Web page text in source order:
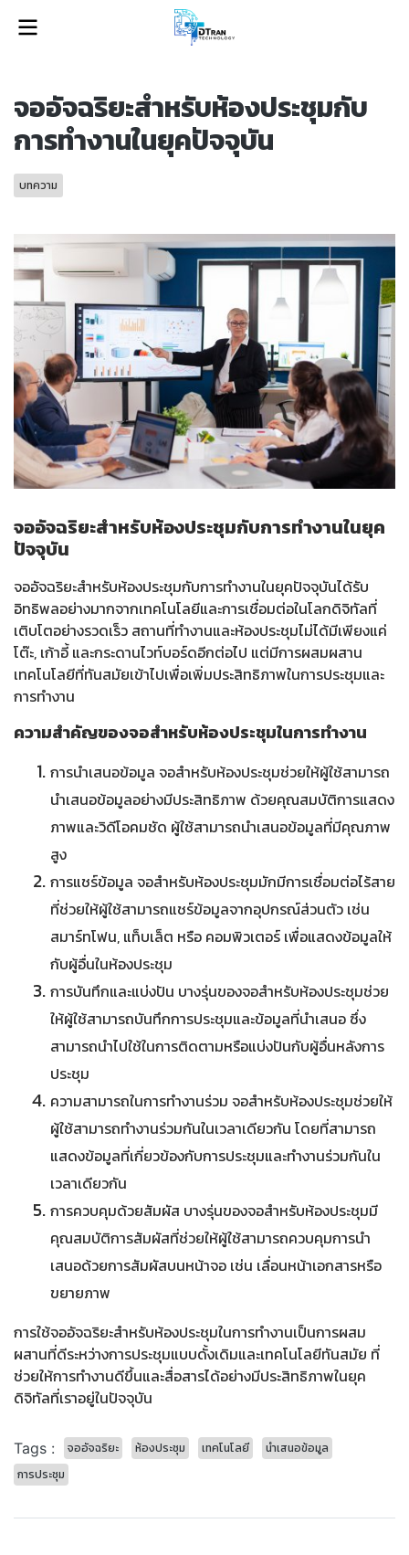
จออัจฉริยะสำหรับห้องประชุมกับ
การทำงานในยุคปัจจุบัน
บทความ
จออัจฉริยะสำหรับห้องประชุมกับการทำงานในยุค
ปัจจุบัน
จออัจฉริยะสำหรับห้องประชุมกับการทำงานในยุคปัจจุบันได้รับ
อิทธิพลอย่างมากจากเทคโนโลยีและการเชื่อมต่อในโลกดิจิทัลที่
เติบโตอย่างรวดเร็ว สถานที่ทำงานและห้องประชุมไม่ได้มีเพียงแค่
โต๊ะ, เก้าอี้ และกระดานไวท์บอร์ดอีกต่อไป แต่มีการผสมผสาน
เทคโนโลยีที่ทันสมัยเข้าไปเพื่อเพิ่มประสิทธิภาพในการประชุมและ
การทำงาน
ความสำคัญของจอสำหรับห้องประชุมในการทำงาน
การนำเสนอข้อมูล จอสำหรับห้องประชุมช่วยให้ผู้ใช้สามารถ
นำเสนอข้อมูลอย่างมีประสิทธิภาพ ด้วยคุณสมบัติการแสดง
ภาพและวิดีโอคมชัด ผู้ใช้สามารถนำเสนอข้อมูลที่มีคุณภาพ
สูง
การแชร์ข้อมูล จอสำหรับห้องประชุมมักมีการเชื่อมต่อไร้สาย
ที่ช่วยให้ผู้ใช้สามารถแชร์ข้อมูลจากอุปกรณ์ส่วนตัว เช่น
สมาร์ทโฟน, แท็บเล็ต หรือ คอมพิวเตอร์ เพื่อแสดงข้อมูลให้
กับผู้อื่นในห้องประชุม
การบันทึกและแบ่งปัน บางรุ่นของจอสำหรับห้องประชุมช่วย
ให้ผู้ใช้สามารถบันทึกการประชุมและข้อมูลที่นำเสนอ ซึ่ง
สามารถนำไปใช้ในการติดตามหรือแบ่งปันกับผู้อื่นหลังการ
ประชุม
ความสามารถในการทำงานร่วม จอสำหรับห้องประชุมช่วยให้
ผู้ใช้สามารถทำงานร่วมกันในเวลาเดียวกัน โดยที่สามารถ
แสดงข้อมูลที่เกี่ยวข้องกับการประชุมและทำงานร่วมกันใน
เวลาเดียวกัน
การควบคุมด้วยสัมผัส บางรุ่นของจอสำหรับห้องประชุมมี
คุณสมบัติการสัมผัสที่ช่วยให้ผู้ใช้สามารถควบคุมการนำ
เสนอด้วยการสัมผัสบนหน้าจอ เช่น เลื่อนหน้าเอกสารหรือ
ขยายภาพ
การใช้จออัจฉริยะสำหรับห้องประชุมในการทำงานเป็นการผสม
ผสานที่ดีระหว่างการประชุมแบบดั้งเดิมและเทคโนโลยีทันสมัย ที่
ช่วยให้การทำงานดีขึ้นและสื่อสารได้อย่างมีประสิทธิภาพในยุค
ดิจิทัลที่เราอยู่ในปัจจุบัน
Tags : จออัจฉริยะ ห้องประชุม เทคโนโลยี
นำเสนอข้อมูล
การประชุม